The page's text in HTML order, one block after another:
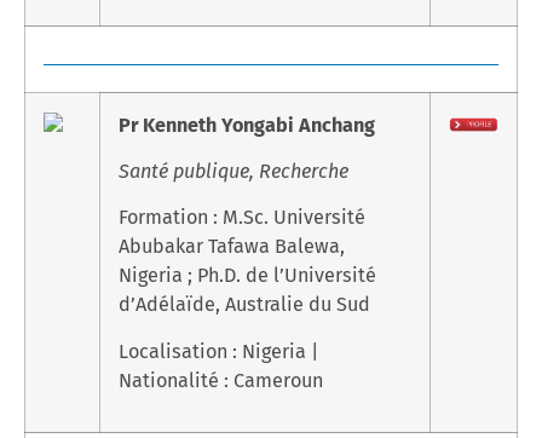
Pr Kenneth Yongabi Anchang
Santé publique, Recherche
Formation : M.Sc. Université
Abubakar Tafawa Balewa,
Nigeria ; Ph.D. de l’Université
d’Adélaïde, Australie du Sud
Localisation : Nigeria |
Nationalité : Cameroun